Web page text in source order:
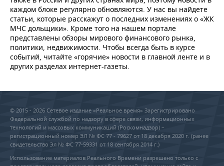
каждом блоке регулярно обновляются. У нас вы найдете
статьи, которые расскажут о последних изменениях о «ЖК
МЧС дольщики». Кроме того на нашем портале
представлены обзоры мирового финансового рынка,
политики, недвижимости. Чтобы всегда быть в курсе
событий, читайте «горячие» новости в главной ленте и в
других разделах интернет-газеты.
© 2015 - 2026 Сетевое издание «Реальное время» Зарегистрировано
Федеральной службой по надзору в сфере связи, информационных
технологий и массовых коммуникаций (Роскомнадзор) –
регистрационный номер ЭЛ № ФС 77 - 79627 от 18 декабря 2020 г. (ранее
свидетельство Эл № ФС 77-59331 от 18 сентября 2014 г.)
Использование материалов Реального Времени разрешено только с